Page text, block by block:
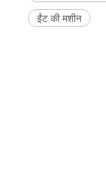
ईंट की मशीन